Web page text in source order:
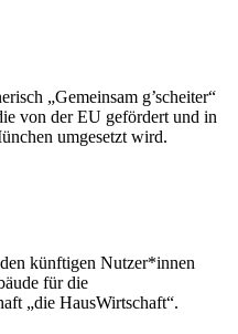
„Gemeinsam g’scheiter“
von der EU gefördert und in
umgesetzt wird.
künftigen Nutzer*innen
für die
„die HausWirtschaft“.